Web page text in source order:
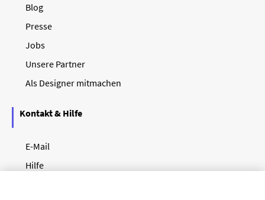
Blog
Presse
Jobs
Unsere Partner
Als Designer mitmachen
Kontakt & Hilfe
E-Mail
Hilfe